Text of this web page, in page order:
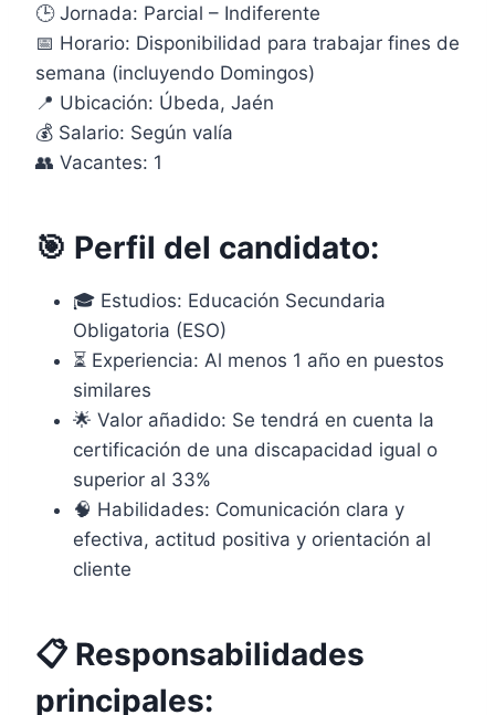
🕒 Jornada: Parcial – Indiferente
📅 Horario: Disponibilidad para trabajar fines de
semana (incluyendo Domingos)
📍 Ubicación: Úbeda, Jaén
💰 Salario: Según valía
👥 Vacantes: 1
🎯 Perfil del candidato:
🎓 Estudios: Educación Secundaria
Obligatoria (ESO)
⏳ Experiencia: Al menos 1 año en puestos
similares
🌟 Valor añadido: Se tendrá en cuenta la
certificación de una discapacidad igual o
superior al 33%
🧠 Habilidades: Comunicación clara y
efectiva, actitud positiva y orientación al
cliente
📋 Responsabilidades
principales: